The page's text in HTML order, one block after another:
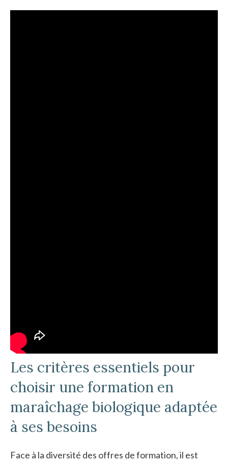
Les critères essentiels pour
choisir une formation en
maraîchage biologique adaptée
à ses besoins
Face à la diversité des offres de formation, il est